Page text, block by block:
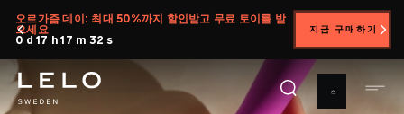
콘
텐
츠
오르가즘 데이: 최대 50%까지 할인받고 무료 토이를 받
으세요
0 d 17 h 17 m 31 s
지금 구매하기